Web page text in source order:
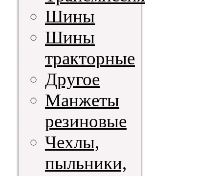
Шины
Шины
тракторные
Другое
Манжеты
резиновые
Чехлы,
пыльники,